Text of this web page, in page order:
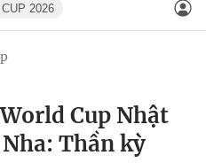
2026
Cup Nhật
Thần kỳ